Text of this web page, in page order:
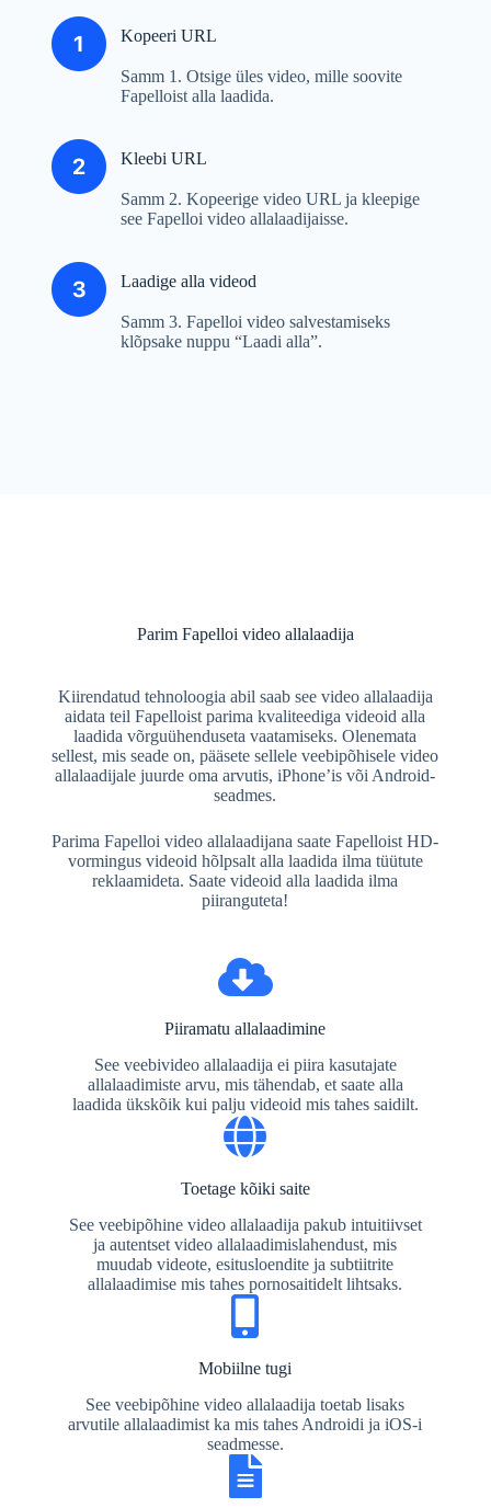
Kopeeri URL
Samm 1. Otsige üles video, mille soovite
Fapelloist alla laadida.
Kleebi URL
Samm 2. Kopeerige video URL ja kleepige
see Fapelloi video allalaadijaisse.
Laadige alla videod
Samm 3. Fapelloi video salvestamiseks
klõpsake nuppu “Laadi alla”.
Parim Fapelloi video allalaadija
Kiirendatud tehnoloogia abil saab see video allalaadija
aidata teil Fapelloist parima kvaliteediga videoid alla
laadida võrguühenduseta vaatamiseks. Olenemata
sellest, mis seade on, pääsete sellele veebipõhisele video
allalaadijale juurde oma arvutis, iPhone’is või Android-
seadmes.
Parima Fapelloi video allalaadijana saate Fapelloist HD-
vormingus videoid hõlpsalt alla laadida ilma tüütute
reklaamideta. Saate videoid alla laadida ilma
piiranguteta!
Piiramatu allalaadimine
See veebivideo allalaadija ei piira kasutajate
allalaadimiste arvu, mis tähendab, et saate alla
laadida ükskõik kui palju videoid mis tahes saidilt.
Toetage kõiki saite
See veebipõhine video allalaadija pakub intuitiivset
ja autentset video allalaadimislahendust, mis
muudab videote, esitusloendite ja subtiitrite
allalaadimise mis tahes pornosaitidelt lihtsaks.
Mobiilne tugi
See veebipõhine video allalaadija toetab lisaks
arvutile allalaadimist ka mis tahes Androidi ja iOS-i
seadmesse.